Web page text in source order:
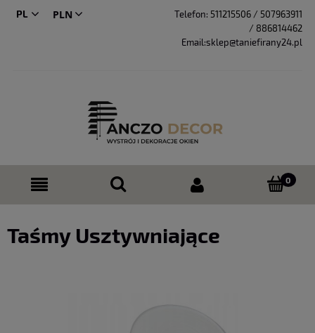
PL Telefon: 511215506 / 507963911
/ 886814462
Email:sklep@taniefirany24.pl
Taśmy Usztywniające